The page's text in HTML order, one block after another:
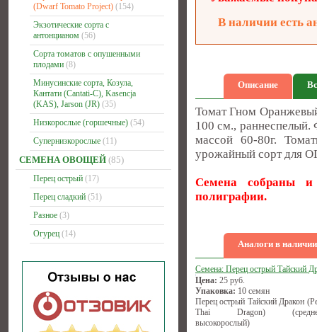
(Dwarf Tomato Project) (154)
Экзотические сорта с
антонцианом (56)
Сорта томатов с опушенными
плодами (8)
Минусинские сорта, Козула,
Кантати (Cantati-C), Kasencja
(KAS), Jarson (JR) (35)
Низкорослые (горшечные) (54)
Супернизкорослые (11)
СЕМЕНА ОВОЩЕЙ (85)
Перец острый (17)
Перец сладкий (51)
Разное (3)
Огурец (14)
В наличии есть
Описание
Томат Гном
100 см., раннеспелый.
массой 60-80г.
урожайный сорт для
Семена собраны и
полиграфии.
Аналоги в
Семена: Перец острый Тайский
Цена: 25 руб.
Упаковка: 10 семян
Перец острый Тайский Дракон
Thai Dragon)
высокорослый)